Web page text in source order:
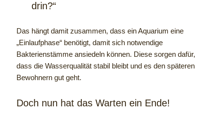
drin?“
Das hängt damit zusammen, dass ein Aquarium eine
„Einlaufphase“ benötigt, damit sich notwendige
Bakterienstämme ansiedeln können. Diese sorgen dafür,
dass die Wasserqualität stabil bleibt und es den späteren
Bewohnern gut geht.
Doch nun hat das Warten ein Ende!